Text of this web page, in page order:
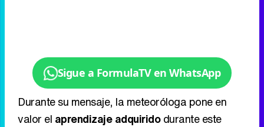
Sigue a FormulaTV en WhatsApp
Durante su mensaje, la meteoróloga pone en
valor el aprendizaje adquiridodurante este